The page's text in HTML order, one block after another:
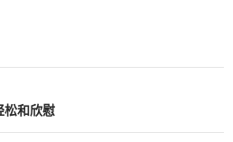
松和欣慰